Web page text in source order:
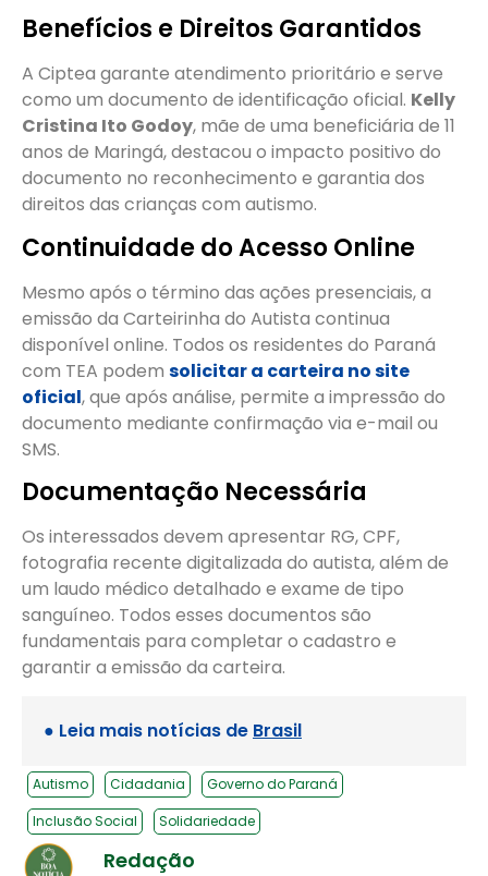
Benefícios e Direitos Garantidos
A Ciptea garante atendimento prioritário e serve
como um documento de identificação oficial. Kelly
Cristina Ito Godoy, mãe de uma beneficiária de 11
anos de Maringá, destacou o impacto positivo do
documento no reconhecimento e garantia dos
direitos das crianças com autismo.
Continuidade do Acesso Online
Mesmo após o término das ações presenciais, a
emissão da Carteirinha do Autista continua
disponível online. Todos os residentes do Paraná
com TEA podem solicitar a carteira no site
oficial, que após análise, permite a impressão do
documento mediante confirmação via e-mail ou
SMS.
Documentação Necessária
Os interessados devem apresentar RG, CPF,
fotografia recente digitalizada do autista, além de
um laudo médico detalhado e exame de tipo
sanguíneo. Todos esses documentos são
fundamentais para completar o cadastro e
garantir a emissão da carteira.
● Leia mais notícias de Brasil
Autismo Cidadania
Governo do Paraná
Inclusão Social
Solidariedade
Redação